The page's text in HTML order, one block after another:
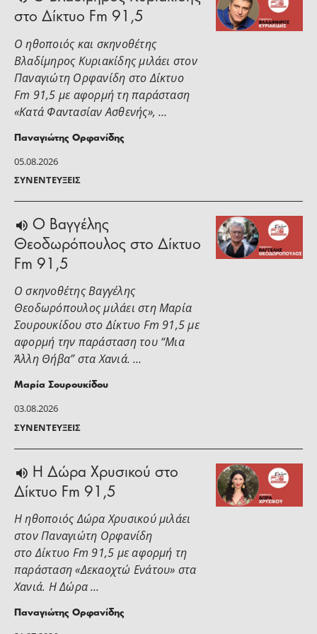
05.08.2026
ΣΥΝΕΝΤΕΎΞΕΙΣ
στο Δίκτυο Fm 91,5
Ο ηθοποιός και σκηνοθέτης
Βλαδίμηρος Κυριακίδης μιλάει στoν
Παναγιώτη Ορφανίδη στο Δίκτυο
Fm 91,5 με αφορμή τη παράσταση
«Κατά Φαντασίαν Ασθενής», …
Παναγιώτης Ορφανίδης
03.08.2026
ΣΥΝΕΝΤΕΎΞΕΙΣ
Ο Βαγγέλης
Θεοδωρόπουλος στο Δίκτυο
Fm 91,5
Ο σκηνοθέτης Βαγγέλης
Θεοδωρόπουλος μιλάει στη Μαρία
Σουρουκίδου στο Δίκτυο Fm 91,5 με
αφορμή την παράσταση του “Μια
Άλλη Θήβα” στα Χανιά. …
Μαρία Σουρουκίδου
H Δώρα Χρυσικού στο
Δίκτυο Fm 91,5
Η ηθοποιός Δώρα Χρυσικού μιλάει
στoν Παναγιώτη Ορφανίδη
στο Δίκτυο Fm 91,5 με αφορμή τη
παράσταση «Δεκαοχτώ Ενάτου» στα
Χανιά. Η Δώρα …
Παναγιώτης Ορφανίδης